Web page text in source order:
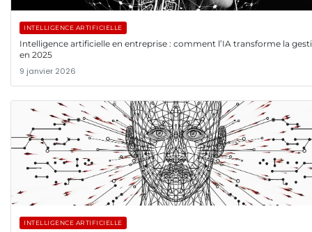
INTELLIGENCE ARTIFICIELLE
Intelligence artificielle en entreprise : comment l’IA transforme la
en 2025
9 janvier 2026
INTELLIGENCE ARTIFICIELLE